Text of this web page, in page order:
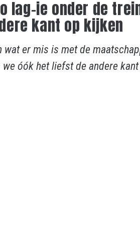
lag-ie onder de
kant op kijken
wat er mis is met de
óók het liefst de andere kant